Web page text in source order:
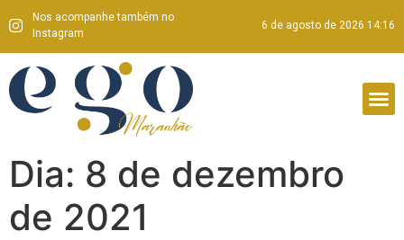
Nos acompanhe também no
Instagram
6 de agosto de 2026 14:16
Dia: 8 de dezembro
de 2021